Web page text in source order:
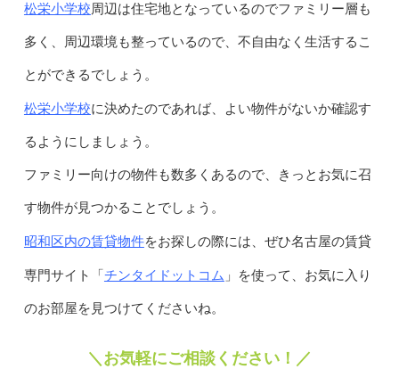
松栄小学校周辺は住宅地となっているのでファミリー層も
多く、周辺環境も整っているので、不自由なく生活するこ
とができるでしょう。
松栄小学校に決めたのであれば、よい物件がないか確認す
るようにしましょう。
ファミリー向けの物件も数多くあるので、きっとお気に召
す物件が見つかることでしょう。
昭和区内の賃貸物件をお探しの際には、ぜひ名古屋の賃貸
専門サイト「 チンタイドットコム 」を使って、お気に入り
のお部屋を見つけてくださいね。
＼お気軽にご相談ください！／